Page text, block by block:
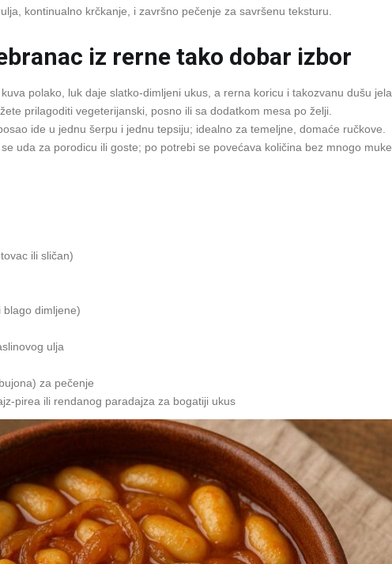
kontinualno krčkanje, i završno pečenje za savršenu teksturu.
iz rerne tako dobar izbor
polako, luk daje slatko‑dimljeni ukus, a rerna koricu i takozvanu dušu jela.
prilagoditi vegeterijanski, posno ili sa dodatkom mesa po želji.
ide u jednu šerpu i jednu tepsiju; idealno za temeljne, domaće ručkove.
uda za porodicu ili goste; po potrebi se povećava količina bez mnogo muke.
ili sličan)
blago dimljene)
ulja
za pečenje
ili rendanog paradajza za bogatiji ukus